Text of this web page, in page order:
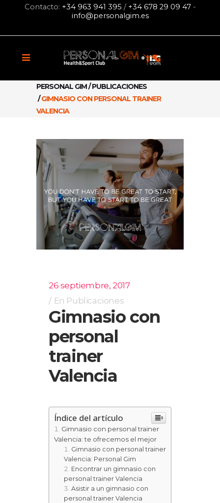
Contacto: +34 963 941 395 / +34 678 29 09 47-
info@personalgim.es
PERSONAL GIM/PUBLICACIONES
/GIMNASIO CON PERSONAL TRAINER
VALENCIA
26 septiembre, 2017
En Publicaciones
Gimnasio con
personal
trainer
Valencia
Índice del artículo
Gimnasio con personal trainer
Valencia: te ofrecemos el mejor
Gimnasio con personal trainer
Valencia: Personal Gim
Encontrar un gimnasio con
personal trainer Valencia
Asistir a un gimnasio con
personal trainer Valencia